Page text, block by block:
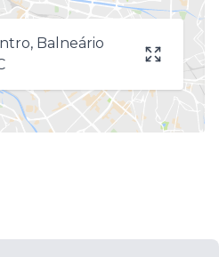
Balneário